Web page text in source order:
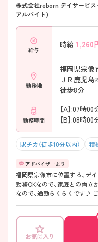
株式会社reborn デイサービ
アルバイト)
給与
時給 1,260
勤務地
福岡県宗像
ＪＲ鹿児島
徒歩8分
勤務時間
【A】:07時
【B】:08時
駅チカ（徒歩10分以内） 積
福岡県宗像市に位置する、デ
勤務OKなので、家庭との両
なので、通勤らくらくです♪
お気に入り